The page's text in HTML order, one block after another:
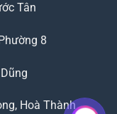
Tân
8
Hoà Thành